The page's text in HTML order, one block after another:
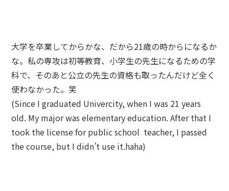
大学を卒業してからかな、だから21歳の時からになるか
な。私の専攻は初等教育、小学生の先生になるための学
科で、そのあと公立の先生の資格も取ったんだけど全く
使わなかった。笑
(Since I graduated Univercity, when I was 21 years
old. My major was elementary education. After that I
took the license for public school teacher, I passed
the course, but I didn’t use it.haha)